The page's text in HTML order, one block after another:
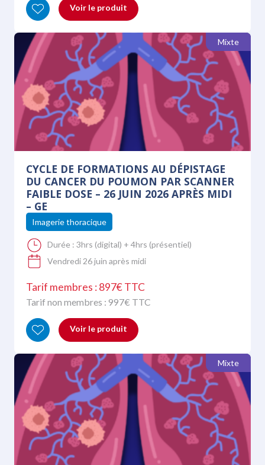
Voir le produit
Mixte
CYCLE DE FORMATIONS AU DÉPISTAGE
DU CANCER DU POUMON PAR SCANNER
FAIBLE DOSE – 26 JUIN 2026 APRÈS MIDI
– GE
Imagerie thoracique
Durée : 3hrs (digital) + 4hrs (présentiel)
Vendredi 26 juin après midi
Tarif membres : 897€ TTC
Tarif non membres : 997€ TTC
Voir le produit
Mixte